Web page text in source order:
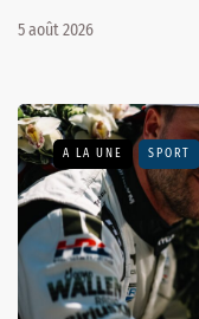
5 août 2026
A LA UNE SPORT